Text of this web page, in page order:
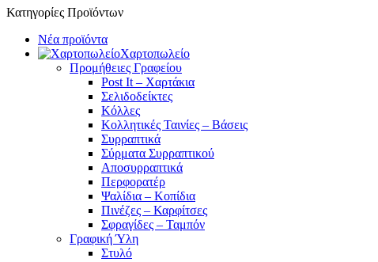
Κατηγορίες Προϊόντων
Νέα προϊόντα
Χαρτοπωλείο
Προμήθειες Γραφείου
Post It – Χαρτάκια
Σελιδοδείκτες
Κόλλες
Κολλητικές Ταινίες – Βάσεις
Συρραπτικά
Σύρματα Συρραπτικού
Αποσυρραπτικά
Περφορατέρ
Ψαλίδια – Κοπίδια
Πινέζες – Καρφίτσες
Σφραγίδες – Ταμπόν
Γραφική Ύλη
Στυλό